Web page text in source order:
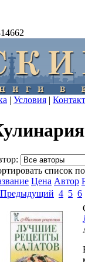
| Условия |
список
Цена Автор
4 5 6